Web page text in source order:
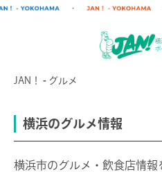
横
ポ
JAN！ グルメ
横浜のグルメ情報
横浜市のグルメ・飲食店情